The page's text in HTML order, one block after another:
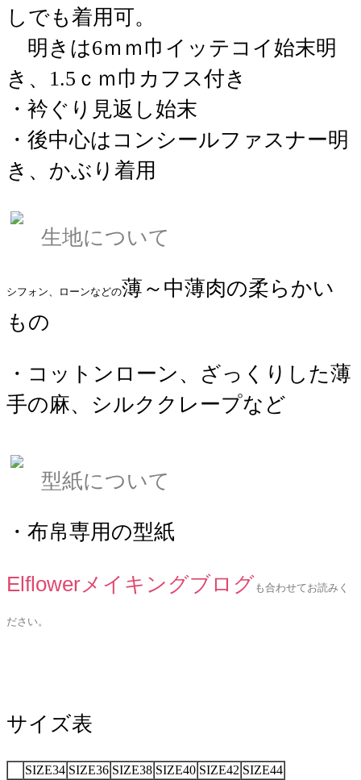
しでも着用可。
明きは6ｍｍ巾イッテコイ始末明
き、1.5ｃｍ巾カフス付き
・衿ぐり見返し始末
・後中心はコンシールファスナー明
き、かぶり着用
生地について
シフォン、ローンなどの薄～中薄肉の柔らかい
もの
・コットンローン、ざっくりした薄
手の麻、シルククレープなど
型紙について
・布帛専用の型紙
Elflowerメイキングブログも合わせてお読みく
ださい。
サイズ表
SIZE34 SIZE36 SIZE38 SIZE40 SIZE42 SIZE44